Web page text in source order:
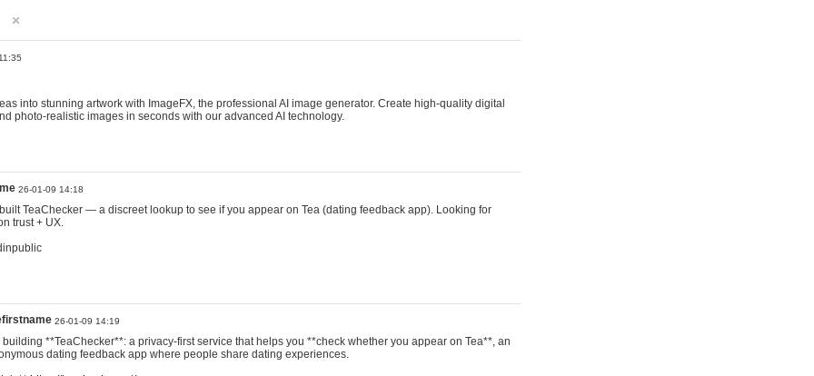
into stunning artwork with ImageFX, the professional AI image generator. Create high-quality digital
photo-realistic images in seconds with our advanced AI technology.
26-01-09 14:18
TeaChecker — a discreet lookup to see if you appear on Tea (dating feedback app). Looking for
trust + UX.
26-01-09 14:19
building **TeaChecker**: a privacy-first service that helps you **check whether you appear on Tea**, an
dating feedback app where people share dating experiences.